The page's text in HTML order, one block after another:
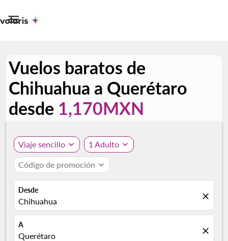

Vuelos baratos de
Chihuahua a Querétaro
desde 1,170MXN
Viaje sencillo expand_more 1 Adulto expand_more
Código de promoción expand_more
Desde
Chihuahua close
A
Querétaro close